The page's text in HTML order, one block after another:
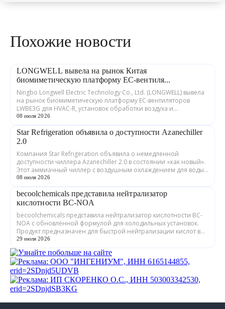
Похожие новости
LONGWELL вывела на рынок Китая
биомиметическую платформу EC-вентиля...
Ningbo Longwell Electric Technology Co., Ltd. (LONGWELL) вывела
на рынок биомиметическую платформу EC-вентиляторов
LWBE3G для HVAC-R, установок обработки воздуха и
охлаждения дата-центров. Как сооб...
08 июля 2026
Star Refrigeration объявила о доступности Azanechiller
2.0
Компания Star Refrigeration объявила о немедленной
доступности чиллера Azanechiller 2.0 в состоянии «как новый».
Этот аммиачный чиллер с воздушным охлаждением для воды/
гликоля никогда не покидал за...
08 июля 2026
becoolchemicals представила нейтрализатор
кислотности BC-NOA
becoolchemicals представила нейтрализатор кислотности BC-
NOA с обновлённой формулой для холодильных установок.
Продукт предназначен для быстрой нейтрализации кислот в
минеральных и синтетически...
29 июля 2026